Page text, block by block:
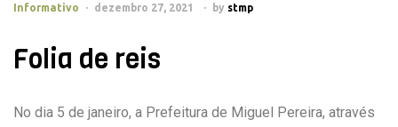
Informativo dezembro 27, 2021 by stmp
Folia de reis
No dia 5 de janeiro, a Prefeitura de Miguel Pereira, através